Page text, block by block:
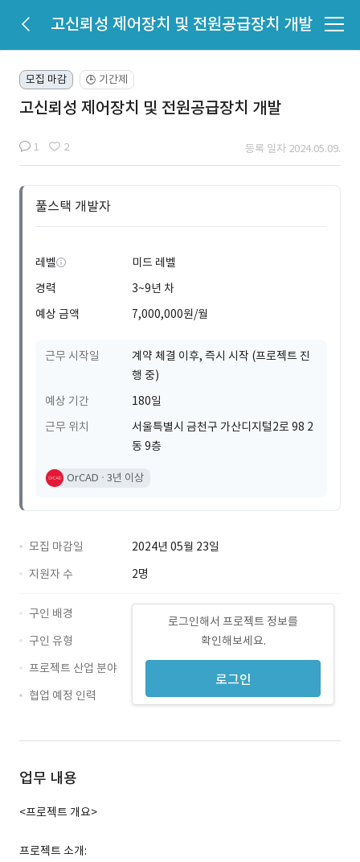
고신뢰성 제어장치 및 전원공급장치 개발
모집 마감 🕒 기간제
고신뢰성 제어장치 및 전원공급장치 개발
1 2 등록 일자 2024.05.09.
풀스택 개발자
레벨
미드 레벨
경력
3~9년 차
예상 금액
7,000,000원/월
근무 시작일
계약 체결 이후, 즉시 시작 (프로젝트 진
행 중)
예상 기간
180일
근무 위치
서울특별시 금천구 가산디지털2로 98 2
동 9층
OrCAD 3년 이상
모집 마감일
2024년 05월 23일
지원자 수
2명
로그인해서 프로젝트 정보를
확인해보세요.
로그인
구인 배경
구인 유형
프로젝트 산업 분야
협업 예정 인력
업무 내용
<프로젝트 개요>
프로젝트 소개: